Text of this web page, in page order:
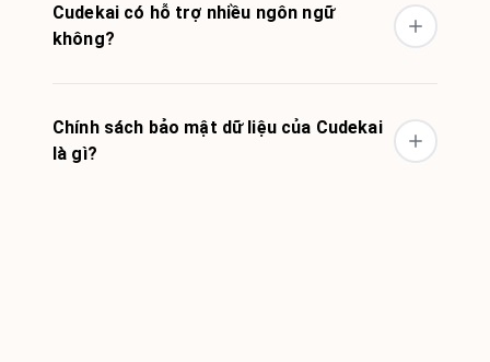
Cudekai có hỗ trợ nhiều ngôn ngữ
không?
Chính sách bảo mật dữ liệu của Cudekai
là gì?